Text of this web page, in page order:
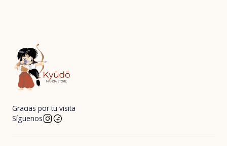
Gracias por tu visita
Síguenos